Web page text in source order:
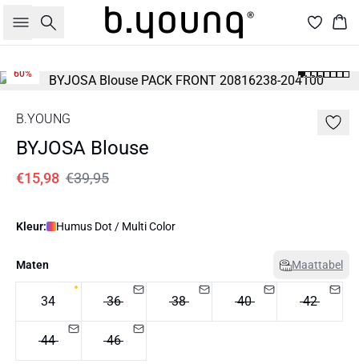
Zoeken
60%
B.YOUNG
BYJOSA Blouse
€15,98 €39,95
Kleur: Humus Dot / Multi Color
Maten Maattabel
34 36 38 40 42
44 46